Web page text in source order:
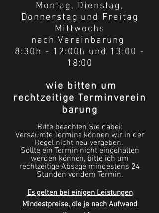
Montag, Dienstag,
Donnerstag und Freitag
Mittwochs
nachVereinbarung
8:30h - 12:00h und 13:00 -
18:00
wie bitten um
rechtzeitige Terminverein
barung
Bitte beachten Sie dabei:
Versäumte Termine können wir in der
Regel nicht neu vergeben.
Sollte ein Termin nicht eingehalten
werden können, bitte ich um
rechtzeitige Absage mindestens 24
Stunden vor dem Termin.
Es gelten bei einigen Leistungen
Mindestpreise, die je nach Aufwand